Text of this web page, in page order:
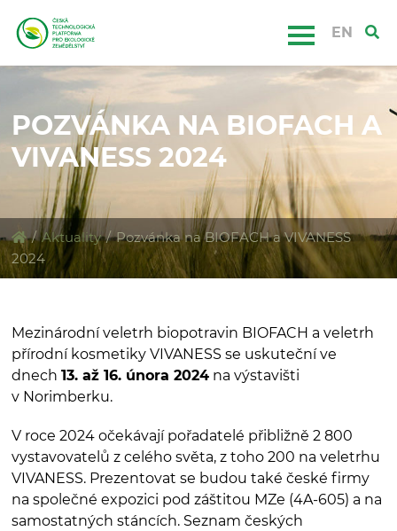
EN
POZVÁNKA NA BIOFACH A
VIVANESS 2024
/ Aktuality / Pozvánka na BIOFACH a VIVANESS
2024
Mezinárodní veletrh biopotravin BIOFACH a veletrh
přírodní kosmetiky VIVANESS se uskuteční ve
dnech13. až 16. února 2024 na výstavišti
v Norimberku.
V roce 2024 očekávají pořadatelé přibližně 2 800
vystavovatelů z celého světa, z toho 200 na veletrhu
VIVANESS. Prezentovat se budou také české firmy
na společné expozici pod záštitou MZe (4A-605) a na
samostatných stáncích. Seznam českých